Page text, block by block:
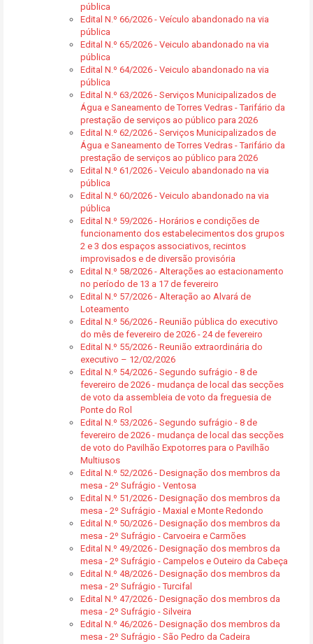
pública
Edital N.º 66/2026 - Veículo abandonado na via
pública
Edital N.º 65/2026 - Veiculo abandonado na via
pública
Edital N.º 64/2026 - Veiculo abandonado na via
pública
Edital N.º 63/2026 - Serviços Municipalizados de
Água e Saneamento de Torres Vedras - Tarifário da
prestação de serviços ao público para 2026
Edital N.º 62/2026 - Serviços Municipalizados de
Água e Saneamento de Torres Vedras - Tarifário da
prestação de serviços ao público para 2026
Edital N.º 61/2026 - Veiculo abandonado na via
pública
Edital N.º 60/2026 - Veiculo abandonado na via
pública
Edital N.º 59/2026 - Horários e condições de
funcionamento dos estabelecimentos dos grupos
2 e 3 dos espaços associativos, recintos
improvisados e de diversão provisória
Edital N.º 58/2026 - Alterações ao estacionamento
no período de 13 a 17 de fevereiro
Edital N.º 57/2026 - Alteração ao Alvará de
Loteamento
Edital N.º 56/2026 - Reunião pública do executivo
do mês de fevereiro de 2026 - 24 de fevereiro
Edital N.º 55/2026 - Reunião extraordinária do
executivo – 12/02/2026
Edital N.º 54/2026 - Segundo sufrágio - 8 de
fevereiro de 2026 - mudança de local das secções
de voto da assembleia de voto da freguesia de
Ponte do Rol
Edital N.º 53/2026 - Segundo sufrágio - 8 de
fevereiro de 2026 - mudança de local das secções
de voto do Pavilhão Expotorres para o Pavilhão
Multiusos
Edital N.º 52/2026 - Designação dos membros da
mesa - 2º Sufrágio - Ventosa
Edital N.º 51/2026 - Designação dos membros da
mesa - 2º Sufrágio - Maxial e Monte Redondo
Edital N.º 50/2026 - Designação dos membros da
mesa - 2º Sufrágio - Carvoeira e Carmões
Edital N.º 49/2026 - Designação dos membros da
mesa - 2º Sufrágio - Campelos e Outeiro da Cabeça
Edital N.º 48/2026 - Designação dos membros da
mesa - 2º Sufrágio - Turcifal
Edital N.º 47/2026 - Designação dos membros da
mesa - 2º Sufrágio - Silveira
Edital N.º 46/2026 - Designação dos membros da
mesa - 2º Sufrágio - São Pedro da Cadeira